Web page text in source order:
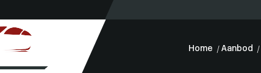
Home Aanbod